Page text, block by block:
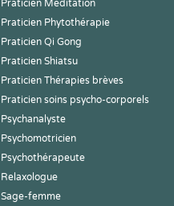
Praticien Meditation
Praticien Phytothérapie
Praticien Qi Gong
Praticien Shiatsu
Praticien Thérapies brèves
Praticien soins psycho-corporels
Psychanalyste
Psychomotricien
Psychothérapeute
Relaxologue
Sage-femme